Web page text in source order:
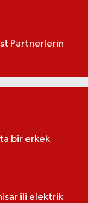
Partnerlerin
bir erkek
ili elektrik